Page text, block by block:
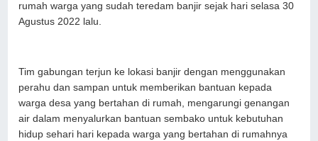
rumah warga yang sudah teredam banjir sejak hari selasa 30
Agustus 2022 lalu.
Tim gabungan terjun ke lokasi banjir dengan menggunakan
perahu dan sampan untuk memberikan bantuan kepada
warga desa yang bertahan di rumah, mengarungi genangan
air dalam menyalurkan bantuan sembako untuk kebutuhan
hidup sehari hari kepada warga yang bertahan di rumahnya